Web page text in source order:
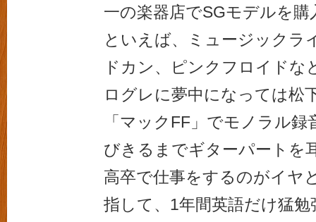
一の楽器店でSGモデルを
といえば、ミュージックラ
ドカン、ピンクフロイドな
ログレに夢中になっては松
「マックFF」でモノラル
びきるまでギターパートを
高卒で仕事をするのがイヤ
指して、1年間英語だけ猛